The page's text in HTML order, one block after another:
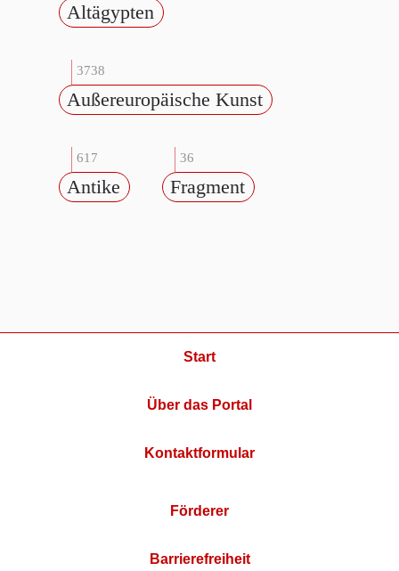
Altägypten
3738
Außereuropäische Kunst
617
Antike
36
Fragment
Start
Über das Portal
Kontaktformular
Förderer
Barrierefreiheit